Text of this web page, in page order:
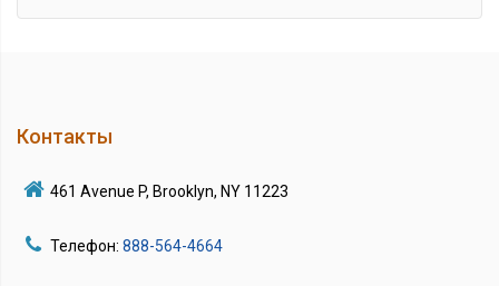
Контакты
461 Avenue P, Brooklyn, NY 11223
Телефон: 888-564-4664